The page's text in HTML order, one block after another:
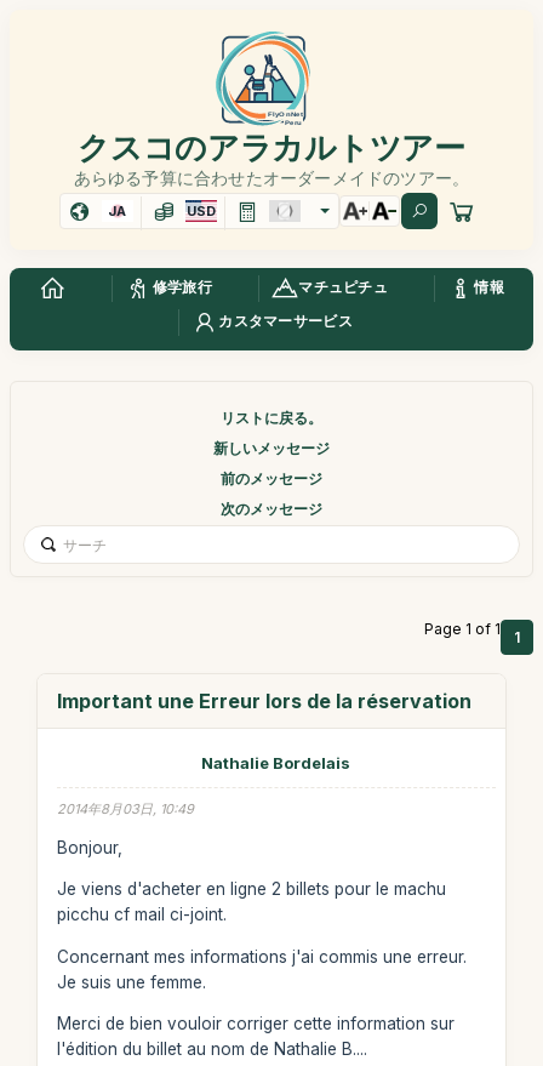
クスコのアラカルトツアー
あらゆる予算に合わせたオーダーメイドのツアー。
JA USD
修学旅行 マチュピチュ
情報
カスタマーサービス
リストに戻る。
新しいメッセージ
前のメッセージ
次のメッセージ
Page 1 of 1 1
Important une Erreur lors de la réservation
Nathalie Bordelais
2014年8月03日, 10:49
Bonjour,
Je viens d'acheter en ligne 2 billets pour le machu
picchu cf mail ci-joint.
Concernant mes informations j'ai commis une erreur.
Je suis une femme.
Merci de bien vouloir corriger cette information sur
l'édition du billet au nom de Nathalie B....